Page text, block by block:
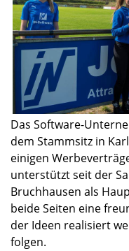
Das Software-
dem Stammsitz in
einigen
unterstützt seit der
Bruchhausen als
beide Seiten eine
der Ideen realisiert
folgen.